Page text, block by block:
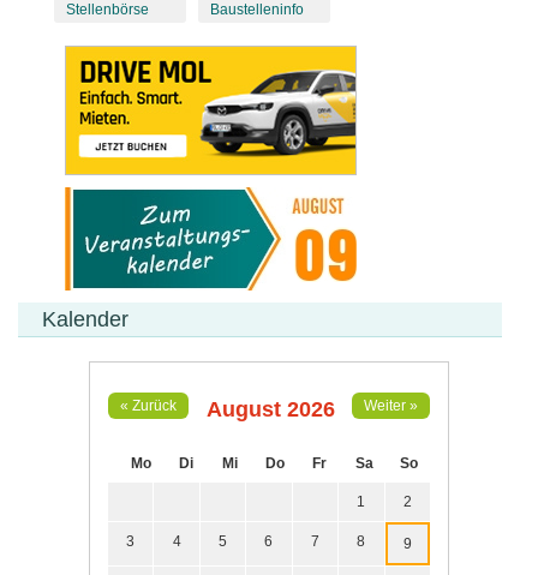
Stellenbörse
Baustelleninfo
Kalender
« Zurück August 2026 Weiter »
Mo Di Mi Do Fr Sa So
1 2
3 4 5 6 7 8 9